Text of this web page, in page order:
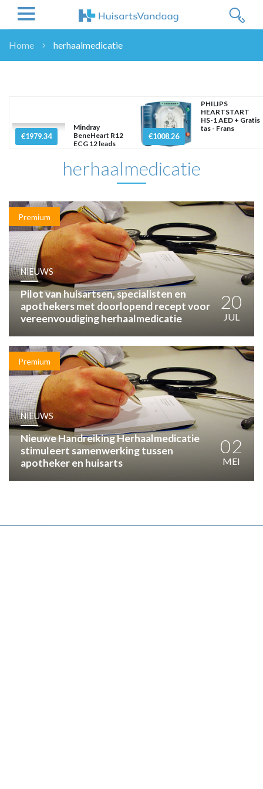
WETENSCHAP
ZORGVERZEKERAARS
ICT
NASCHOLINGEN
ENQUÊTES
NHG
LHV
OPINIE
HUISARTSENPOST
PRAKTIJKZAKEN
TARIEVEN
VPHUISARTSEN
INLOGGEN
REGISTRATIE
Home herhaalmedicatie
€1979.34
Mindray
BeneHeart R12
ECG 12 leads
€1008.26
PHILIPS
HEARTSTART
HS-1 AED + Gratis
tas - Frans
herhaalmedicatie
Premium
NIEUWS
Pilot van huisartsen, specialisten en
apothekers met doorlopend recept voor
vereenvoudiging herhaalmedicatie
20
JUL
Premium
NIEUWS
Nieuwe Handreiking Herhaalmedicatie
stimuleert samenwerking tussen
apotheker en huisarts
02
MEI